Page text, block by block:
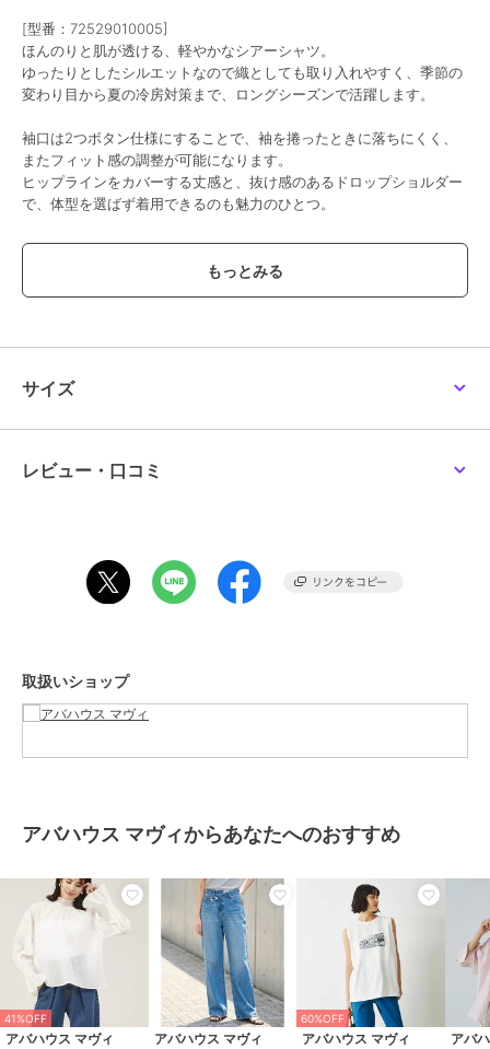
[型番：72529010005]
ほんのりと肌が透ける、軽やかなシアーシャツ。
ゆったりとしたシルエットなので織としても取り入れやすく、季節の
変わり目から夏の冷房対策まで、ロングシーズンで活躍します。
袖口は2つボタン仕様にすることで、袖を捲ったときに落ちにくく、
またフィット感の調整が可能になります。
ヒップラインをカバーする丈感と、抜け感のあるドロップショルダー
で、体型を選ばず着用できるのも魅力のひとつ。
【styling】
前を開けて、インナーのロゴやカラーを引き立てることで、レイヤー
ドスタイルに奥行きをプラス。
涼しげな印象になります。
トップス
／ブラウス
オフホワイト、グレー、ピンク、
サイズ
レビュー・口コミ
取扱いショップ
アバハウス マヴィからあなたへのおすすめ
41%OFF
アバハウス マヴィ アバハウス マヴィ
60%OFF
アバハウス マヴィ アバ